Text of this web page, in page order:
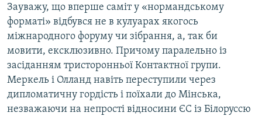
Зауважу, що вперше саміт у «нормандському
форматі» відбувся не в кулуарах якогось
міжнародного форуму чи зібрання, а, так би
мовити, ексклюзивно. Причому паралельно із
засіданням тристоронньої Контактної групи.
Меркель і Олланд навіть переступили через
дипломатичну гордість і поїхали до Мінська,
незважаючи на непрості відносини ЄС із Білоруссю